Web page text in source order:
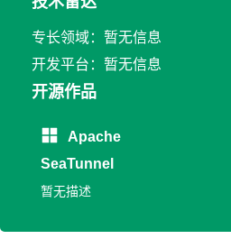
专长领域：暂无信息
开发平台：暂无信息
开源作品
Apache
SeaTunnel
暂无描述